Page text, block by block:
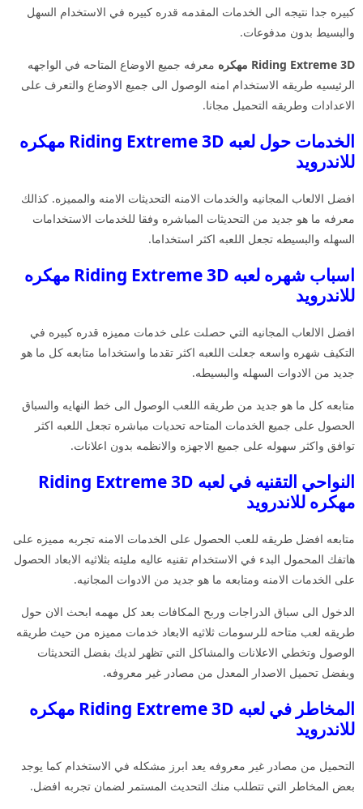
كبيره جدا نتيجه الى الخدمات المقدمه قدره كبيره في الاستخدام السهل
والبسيط بدون مدفوعات.
Riding Extreme 3D مهكره
معرفه جميع الاوضاع المتاحه في الواجهه
الرئيسيه طريقه الاستخدام امنه الوصول الى جميع الاوضاع والتعرف على
الاعدادات وطريقه التحميل مجانا.
الخدمات حول لعبه Riding Extreme 3D مهكره
للاندرويد
افضل الالعاب المجانيه والخدمات الامنه التحديثات الامنه والمميزه. كذالك
معرفه ما هو جديد من التحديثات المباشره وفقا للخدمات الاستخدامات
السهله والبسيطه تجعل اللعبه اكثر استخداما.
اسباب شهره لعبه Riding Extreme 3D مهكره
للاندرويد
افضل الالعاب المجانيه التي حصلت على خدمات مميزه قدره كبيره في
التكيف شهره واسعه جعلت اللعبه اكثر تقدما واستخداما متابعه كل ما هو
جديد من الادوات السهله والبسيطه.
متابعه كل ما هو جديد من طريقه اللعب الوصول الى خط النهايه والسباق
الحصول على جميع الخدمات المتاحه تحديات مباشره تجعل اللعبه اكثر
توافق واكثر سهوله على جميع الاجهزه والانظمه بدون اعلانات.
النواحي التقنيه في لعبه Riding Extreme 3D
مهكره للاندرويد
متابعه افضل طريقه للعب الحصول على الخدمات الامنه تجربه مميزه على
هاتفك المحمول البدء في الاستخدام تقنيه عاليه مليئه بثلاثيه الابعاد الحصول
على الخدمات الامنه ومتابعه ما هو جديد من الادوات المجانيه.
الدخول الى سباق الدراجات وربح المكافات بعد كل مهمه ابحث الان حول
طريقه لعب متاحه للرسومات ثلاثيه الابعاد خدمات مميزه من حيث طريقه
الوصول وتخطي الاعلانات والمشاكل التي تظهر لديك بفضل التحديثات
وبفضل تحميل الاصدار المعدل من مصادر غير معروفه.
المخاطر في لعبه Riding Extreme 3D مهكره
للاندرويد
التحميل من مصادر غير معروفه يعد ابرز مشكله في الاستخدام كما يوجد
بعض المخاطر التي تتطلب منك التحديث المستمر لضمان تجربه افضل.